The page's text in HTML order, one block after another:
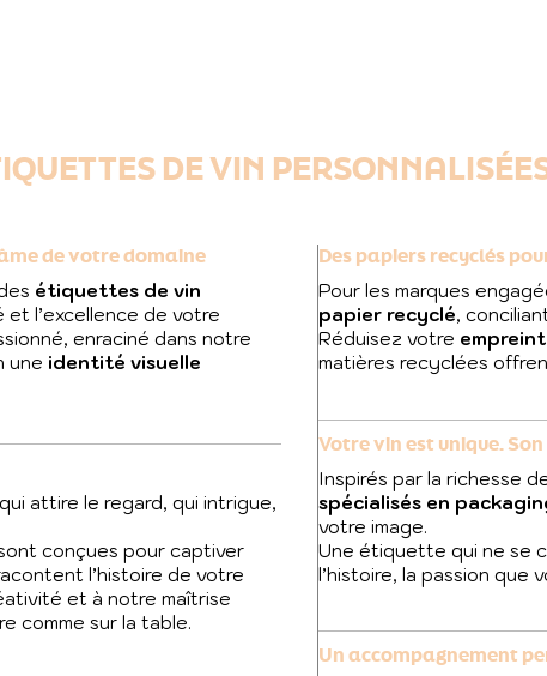
DE VIN
de votre domaine
étiquettes de vin
l’excellence de votre
enraciné dans notre
une identité visuelle
attire le regard, qui intrigue,
conçues pour captiver
l’histoire de votre
et à notre maîtrise
comme sur la table.
Des papiers recyclés
Pour les marques
papier recyclé,
Réduisez votre
matières recyclées
Votre vin est unique.
Inspirés par la richesse
spécialisés en
votre image.
Une étiquette qui ne se
l’histoire, la passion que
Un accompagnement